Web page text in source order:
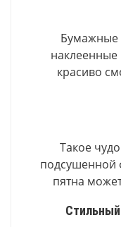
Бумажные
красиво
Такое
подсушенной
пятна